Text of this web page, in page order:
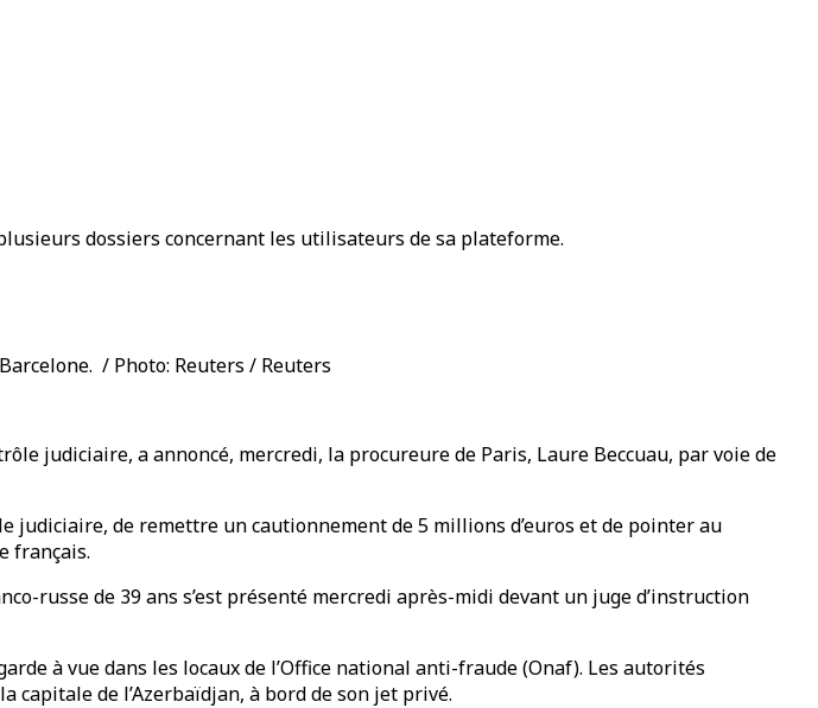
dossiers concernant les utilisateurs de sa plateforme.
/ Photo: Reuters / Reuters
judiciaire, a annoncé, mercredi, la procureure de Paris, Laure Beccuau, par voie de
judiciaire, de remettre un cautionnement de 5 millions d’euros et de pointer au
français.
russe de 39 ans s’est présenté mercredi après-midi devant un juge d’instruction
à vue dans les locaux de l’Office national anti-fraude (Onaf). Les autorités
de l’Azerbaïdjan, à bord de son jet privé.